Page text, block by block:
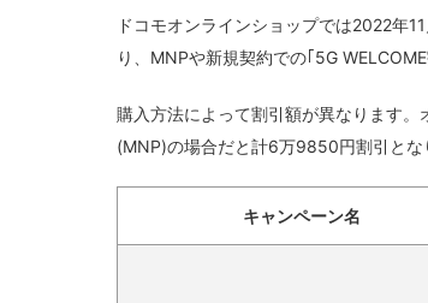
ドコモオンラインショップでは2022年11
り、MNPや新規契約での｢5G
購入方法によって割引額が異なります。
(MNP)の場合だと計6万9850円割引とな
キャンペーン名